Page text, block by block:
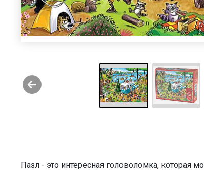
Пазл - это интересная головоломка, которая